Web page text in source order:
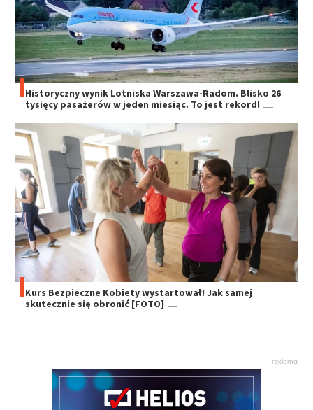
Historyczny wynik Lotniska Warszawa-Radom. Blisko 26
tysięcy pasażerów w jeden miesiąc. To jest rekord!
Kurs Bezpieczne Kobiety wystartował! Jak samej
skutecznie się obronić [FOTO]